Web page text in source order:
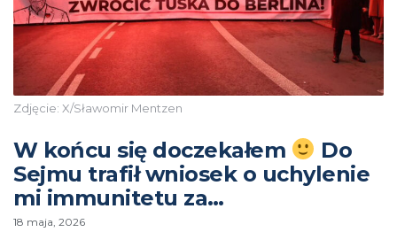
Zdjęcie: X/Sławomir Mentzen
W końcu się doczekałem
Do
Sejmu trafił wniosek o uchylenie
mi immunitetu za…
18 maja, 2026